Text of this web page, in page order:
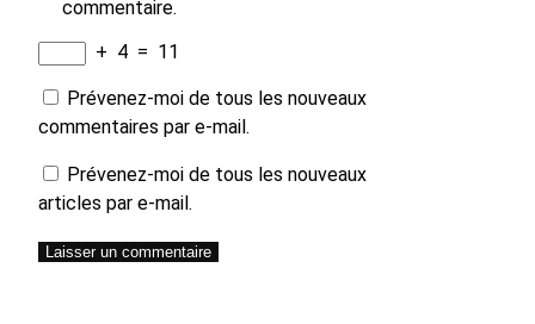
commentaire.
+ 4 = 11
Prévenez-moi de tous les nouveaux
commentaires par e-mail.
Prévenez-moi de tous les nouveaux
articles par e-mail.